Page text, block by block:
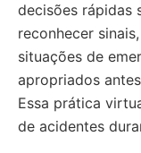
decisões rápidas
reconhecer
situações de
apropriados
Essa prática
de acidentes